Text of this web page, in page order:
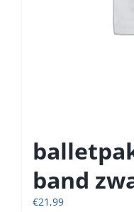
band
€21,99